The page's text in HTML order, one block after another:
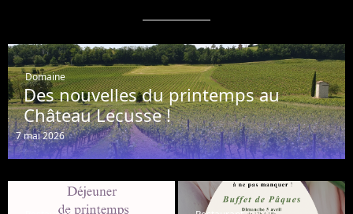
Domaine
Des nouvelles du printemps au
Château Lecusse !
7 mai 2026